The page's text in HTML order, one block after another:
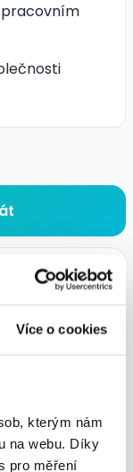
Více o cookies
kterým nám
na webu. Díky
pro měření